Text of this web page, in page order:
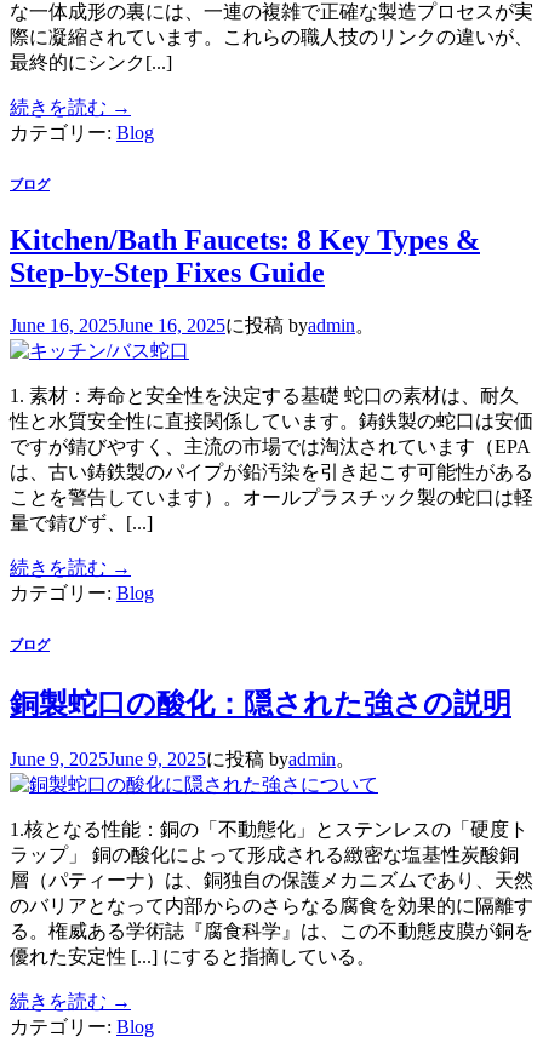
な一体成形の裏には、一連の複雑で正確な製造プロセスが実
際に凝縮されています。これらの職人技のリンクの違いが、
最終的にシンク[...]
続きを読む →
カテゴリー: Blog
ブログ
Kitchen/Bath Faucets: 8 Key Types &
Step-by-Step Fixes Guide
June 16, 2025June 16, 2025に投稿 byadmin。
1. 素材：寿命と安全性を決定する基礎 蛇口の素材は、耐久
性と水質安全性に直接関係しています。鋳鉄製の蛇口は安価
ですが錆びやすく、主流の市場では淘汰されています（EPA
は、古い鋳鉄製のパイプが鉛汚染を引き起こす可能性がある
ことを警告しています）。オールプラスチック製の蛇口は軽
量で錆びず、[...]
続きを読む →
カテゴリー: Blog
ブログ
銅製蛇口の酸化：隠された強さの説明
June 9, 2025June 9, 2025に投稿 byadmin。
1.核となる性能：銅の「不動態化」とステンレスの「硬度ト
ラップ」 銅の酸化によって形成される緻密な塩基性炭酸銅
層（パティーナ）は、銅独自の保護メカニズムであり、天然
のバリアとなって内部からのさらなる腐食を効果的に隔離す
る。権威ある学術誌『腐食科学』は、この不動態皮膜が銅を
優れた安定性 [...] にすると指摘している。
続きを読む →
カテゴリー: Blog